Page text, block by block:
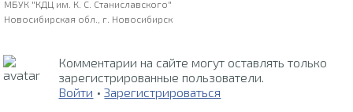
МБУК "КДЦ им. К. С. Станиславского"
Новосибирская обл., г. Новосибирск
Комментарии на сайте могут оставлять только
зарегистрированные пользователи.
Войти •Зарегистрироваться